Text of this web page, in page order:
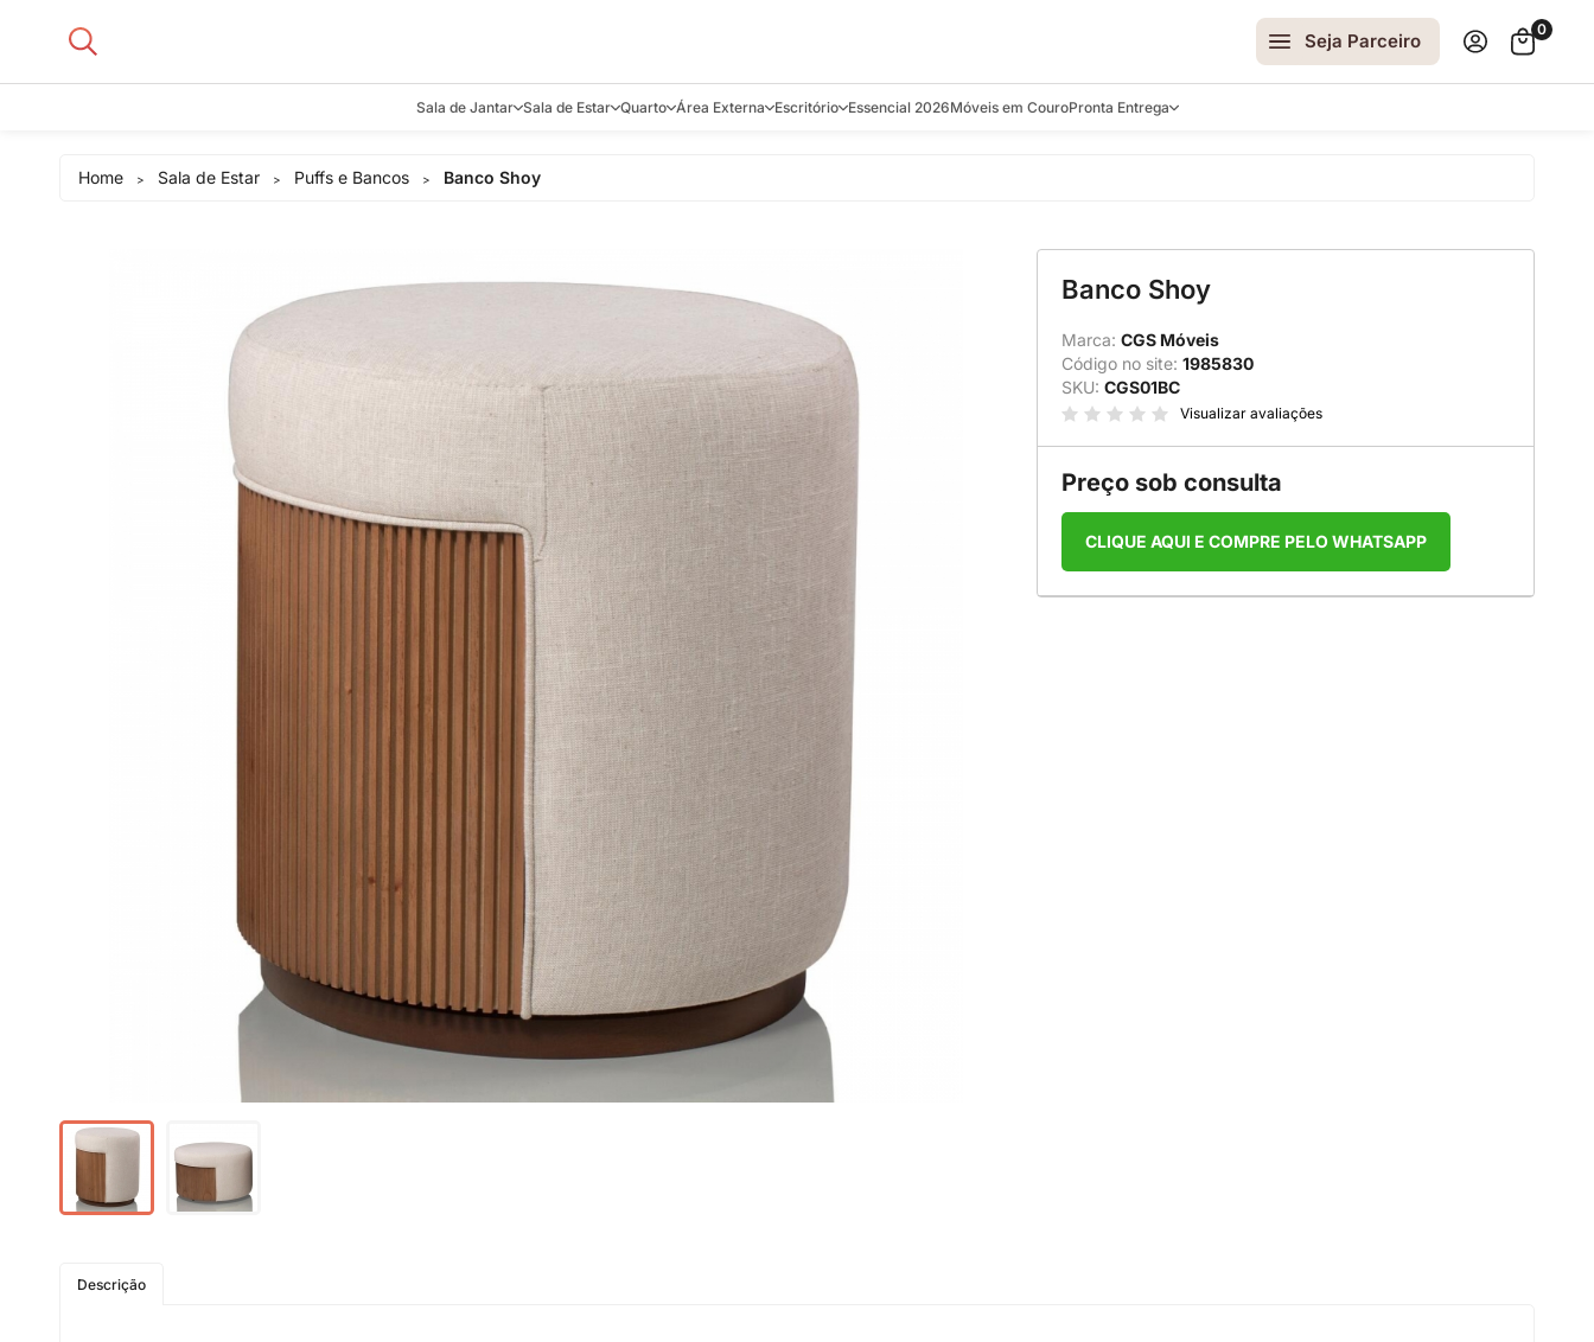
Seja Parceiro
0
Sala de Jantar
Adegas
Sala de Estar
Puffs e Bancos
Sofás
Sofás Curvos e Orgânicos
Sofás Elétricos
Sofás Fixos e Ilha
Sofás Retráteis
Quarto
Sofás Cama
Área Externa
Chaises
Espreguiçadeiras
Mesas
Mesas de Centro
Mesas Laterais
Poltronas
Sofás
Escritório Essencial 2026Móveis em CouroPronta Entrega
Decoração e Espelhos
Mesas de Apoio e Laterais
Mesas de Centro
Mesas de Jantar
Móveis Soltos
Home > Sala de Estar > Puffs e Bancos > Banco Shoy
Banco Shoy
Marca: CGS Móveis
Código no site: 1985830
SKU: CGS01BC
Visualizar avaliações
Preço sob consulta
CLIQUE AQUI E COMPRE PELO WHATSAPP
Descrição